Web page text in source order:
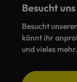
Besucht
Besucht
könnt ihr
und vieles